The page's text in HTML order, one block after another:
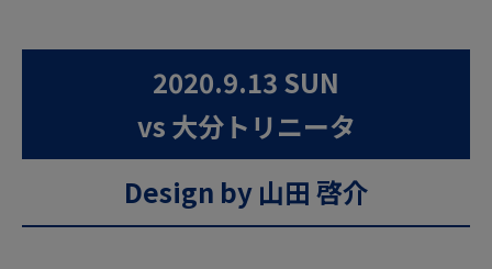
2020.9.13 SUN
vs 大分トリニータ
Design by 山田 啓介